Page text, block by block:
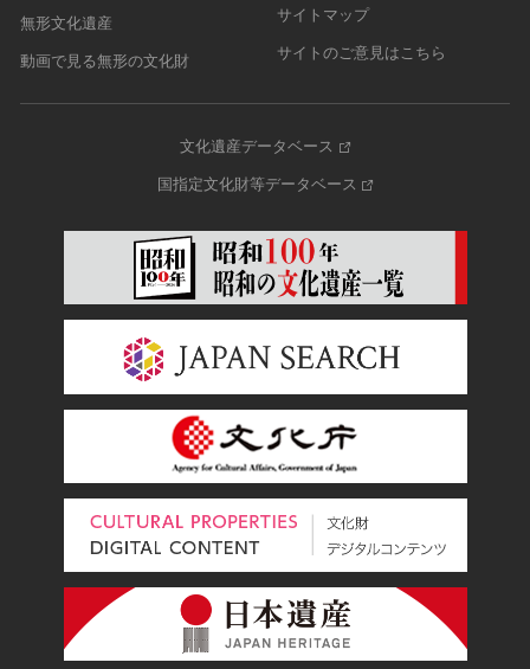
無形文化遺産
動画で見る無形の文化財
サイトマップ
サイトのご意見はこちら
文化遺産データベース
国指定文化財等データベース